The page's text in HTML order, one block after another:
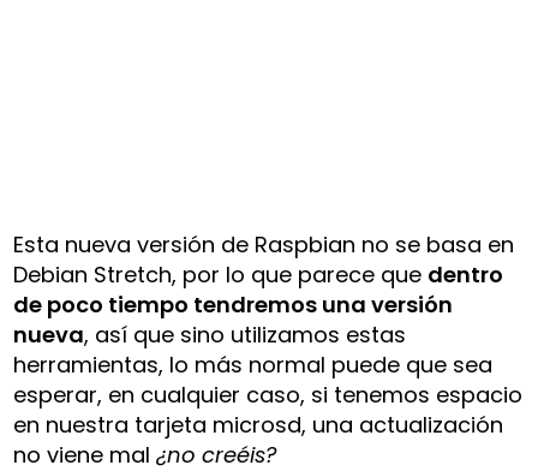
Esta nueva versión de Raspbian no se basa en
Debian Stretch, por lo que parece que dentro
de poco tiempo tendremos una versión
nueva, así que sino utilizamos estas
herramientas, lo más normal puede que sea
esperar, en cualquier caso, si tenemos espacio
en nuestra tarjeta microsd, una actualización
no viene mal¿no creéis?